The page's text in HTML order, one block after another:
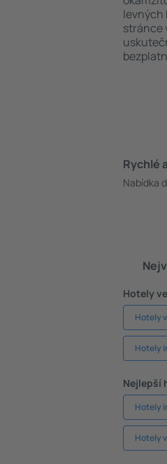
levných
stránce
Rychlé
Nabídka
Hotely
Hotely
Hotely
Nejlepší
Hotely
Hotely